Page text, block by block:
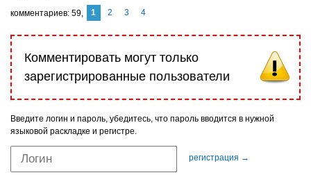
комментариев 59 1 2 3 4
Комментировать могут только
зарегистрированные пользователи
Введите логин и пароль, убедитесь, что пароль вводится в нужной
языковой раскладке и регистре.
регистрация →